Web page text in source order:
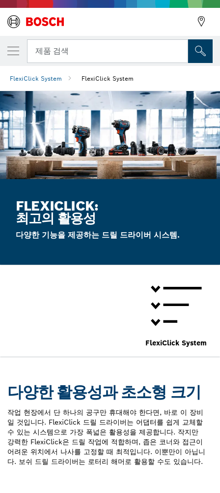
제품 검색
FlexiClick System FlexiClick System
FLEXICLICK:
최고의 활용성
다양한 기능을 제공하는 드릴 드라이버 시스템.
FlexiClick System
다양한 활용성과 초소형 크기
작업 현장에서 단 하나의 공구만 휴대해야 한다면, 바로 이 장비
일 것입니다. FlexiClick 드릴 드라이버는 어댑터를 쉽게 교체할
수 있는 시스템으로 가장 폭넓은 활용성을 제공합니다. 작지만
강력한 FlexiClick은 드릴 작업에 적합하며, 좁은 코너와 접근이
어려운 위치에서 나사를 고정할 때 최적입니다. 이뿐만이 아닙니
다. 보쉬 드릴 드라이버는 로터리 해머로 활용할 수도 있습니다.